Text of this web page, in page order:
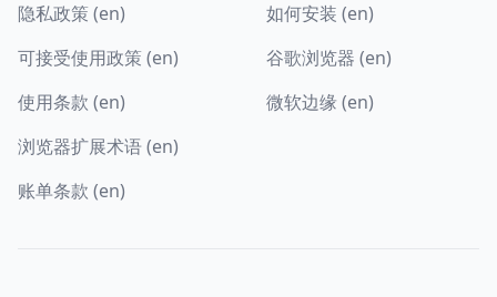
隐私政策 (en)
可接受使用政策 (en)
使用条款 (en)
浏览器扩展术语 (en)
账单条款 (en)
如何安装 (en)
谷歌浏览器 (en)
微软边缘 (en)